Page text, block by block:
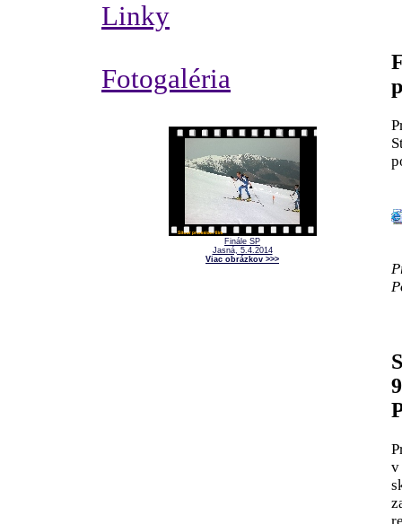
Linky
Fotogaléria
Finále SP
Jasná, 5.4.2014
Viac obrázkov >>>
v